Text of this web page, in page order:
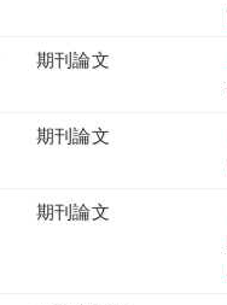
期刊論文
期刊論文
期刊論文